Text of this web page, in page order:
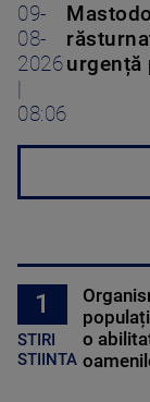
09-
08-
2026
|
08:06
urgență
1
STIRI
STIINTA
o